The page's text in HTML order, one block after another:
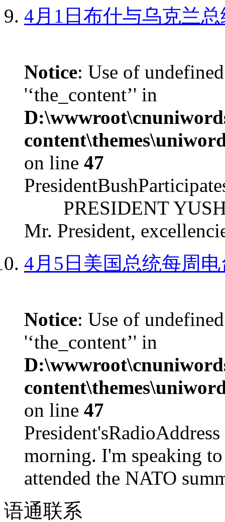
4月1日布什与乌克兰
Notice: Use of
'‘the_content’' in
on line 47
PRESIDENT
Mr. President,
4月5日美国总统每周
Notice: Use of
'‘the_content’' in
on line 47
morning. I'm speaking
attended the NATO
语通联系